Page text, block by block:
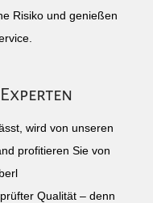
Risiko und genießen
wird von unseren
profitieren Sie von
Qualität – denn